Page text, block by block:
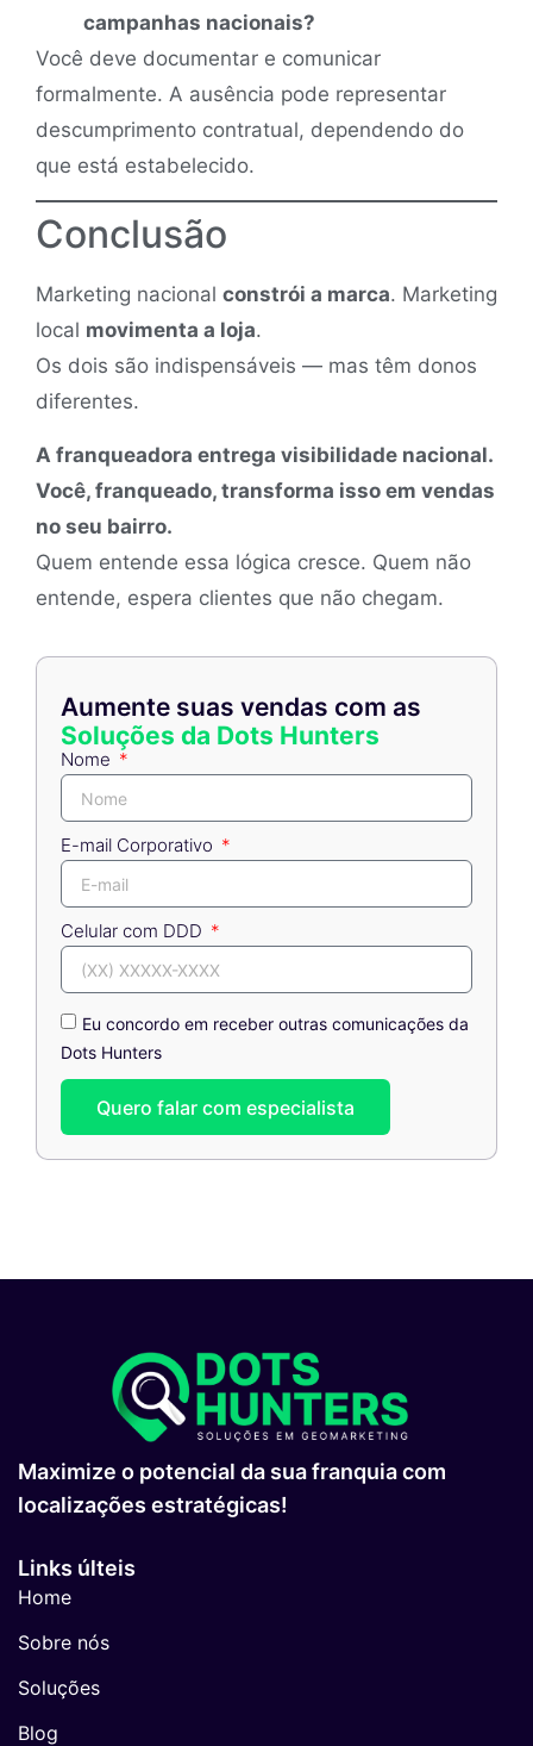
campanhas nacionais?
Você deve documentar e comunicar
formalmente. A ausência pode representar
descumprimento contratual, dependendo do
que está estabelecido.
Conclusão
Marketing nacional constrói a marca. Marketing
local movimenta a loja.
Os dois são indispensáveis — mas têm donos
diferentes.
A franqueadora entrega visibilidade nacional.
Você, franqueado, transforma isso em vendas
no seu bairro.
Quem entende essa lógica cresce. Quem não
entende, espera clientes que não chegam.
Aumente suas vendas com as
Soluções da Dots Hunters
Nome
E-mail Corporativo
Celular com DDD
Eu concordo em receber outras comunicações da
Dots Hunters
Quero falar com especialista
Maximize o potencial da sua franquia com
localizações estratégicas!
Links últeis
Home
Sobre nós
Soluções
Blog